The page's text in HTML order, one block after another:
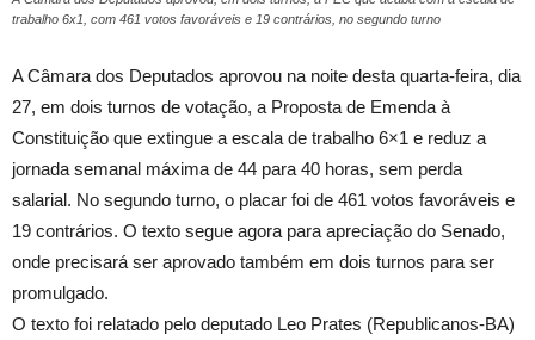
trabalho 6x1, com 461 votos favoráveis e 19 contrários, no segundo turno
A Câmara dos Deputados aprovou na noite desta quarta-feira, dia
27, em dois turnos de votação, a Proposta de Emenda à
Constituição que extingue a escala de trabalho 6×1 e reduz a
jornada semanal máxima de 44 para 40 horas, sem perda
salarial. No segundo turno, o placar foi de 461 votos favoráveis e
19 contrários. O texto segue agora para apreciação do Senado,
onde precisará ser aprovado também em dois turnos para ser
promulgado.
O texto foi relatado pelo deputado Leo Prates (Republicanos-BA)